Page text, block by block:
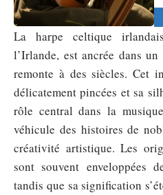
La harpe celtique
l’Irlande, est ancrée dans
remonte à des siècles. Cet
délicatement pincées et sa
rôle central dans la
véhicule des histoires de
créativité artistique. Les
sont souvent enveloppées
tandis que sa signification